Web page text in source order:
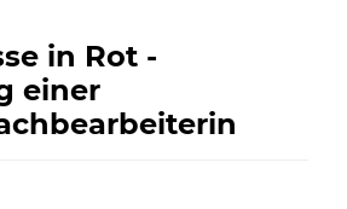
in Rot -
einer